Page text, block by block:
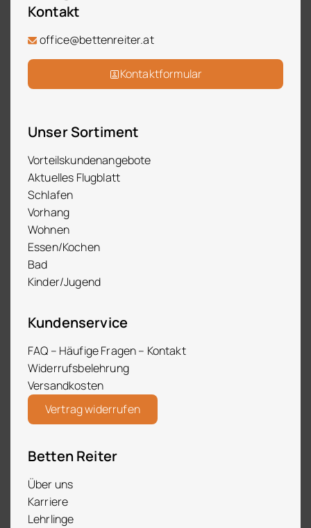
Kontakt
office@bettenreiter.at
Kontaktformular
Unser Sortiment
Vorteilskundenangebote
Aktuelles Flugblatt
Schlafen
Vorhang
Wohnen
Essen/Kochen
Bad
Kinder/Jugend
Kundenservice
FAQ – Häufige Fragen – Kontakt
Widerrufsbelehrung
Versandkosten
Vertrag widerrufen
Betten Reiter
Über uns
Karriere
Lehrlinge